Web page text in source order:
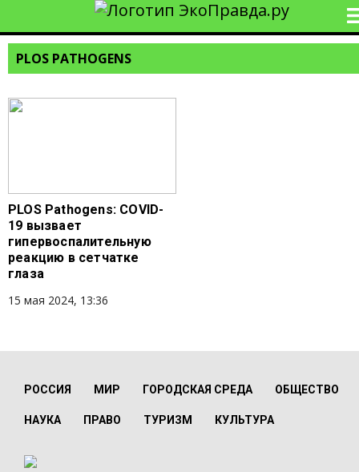
PLOS PATHOGENS
PLOS Pathogens: COVID-
19 вызвает
гипервоспалительную
реакцию в сетчатке
глаза
15 мая 2024, 13:36
РОССИЯ МИР ГОРОДСКАЯ СРЕДА ОБЩЕСТВО
НАУКА ПРАВО ТУРИЗМ КУЛЬТУРА